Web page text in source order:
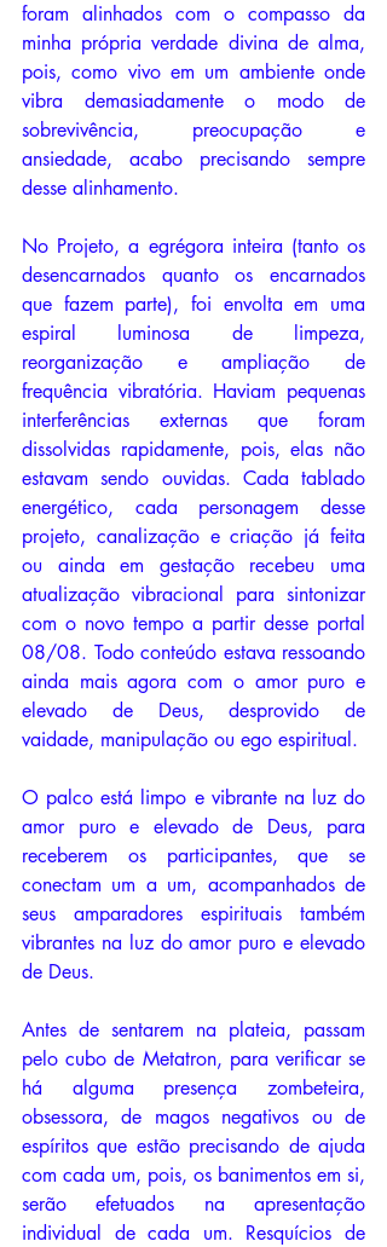
foram alinhados com o compasso da
minha própria verdade divina de alma,
pois, como vivo em um ambiente onde
vibra demasiadamente o modo de
sobrevivência, preocupação e
ansiedade, acabo precisando sempre
desse alinhamento.
No Projeto, a egrégora inteira (tanto os
desencarnados quanto os encarnados
que fazem parte), foi envolta em uma
espiral luminosa de limpeza,
reorganização e ampliação de
frequência vibratória. Haviam pequenas
interferências externas que foram
dissolvidas rapidamente, pois, elas não
estavam sendo ouvidas. Cada tablado
energético, cada personagem desse
projeto, canalização e criação já feita
ou ainda em gestação recebeu uma
atualização vibracional para sintonizar
com o novo tempo a partir desse portal
08/08. Todo conteúdo estava ressoando
ainda mais agora com o amor puro e
elevado de Deus, desprovido de
vaidade, manipulação ou ego espiritual.
O palco está limpo e vibrante na luz do
amor puro e elevado de Deus, para
receberem os participantes, que se
conectam um a um, acompanhados de
seus amparadores espirituais também
vibrantes na luz do amor puro e elevado
de Deus.
Antes de sentarem na plateia, passam
pelo cubo de Metatron, para verificar se
há alguma presença zombeteira,
obsessora, de magos negativos ou de
espíritos que estão precisando de ajuda
com cada um, pois, os banimentos em si,
serão efetuados na apresentação
individual de cada um. Resquícios de